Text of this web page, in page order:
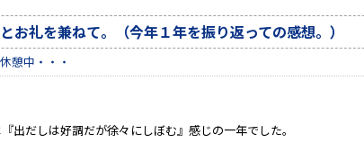
お礼を兼ねて。（今年１年を振り返っての感想。）
憩中・・・
出だしは好調だが徐々にしぼむ』感じの一年でした。